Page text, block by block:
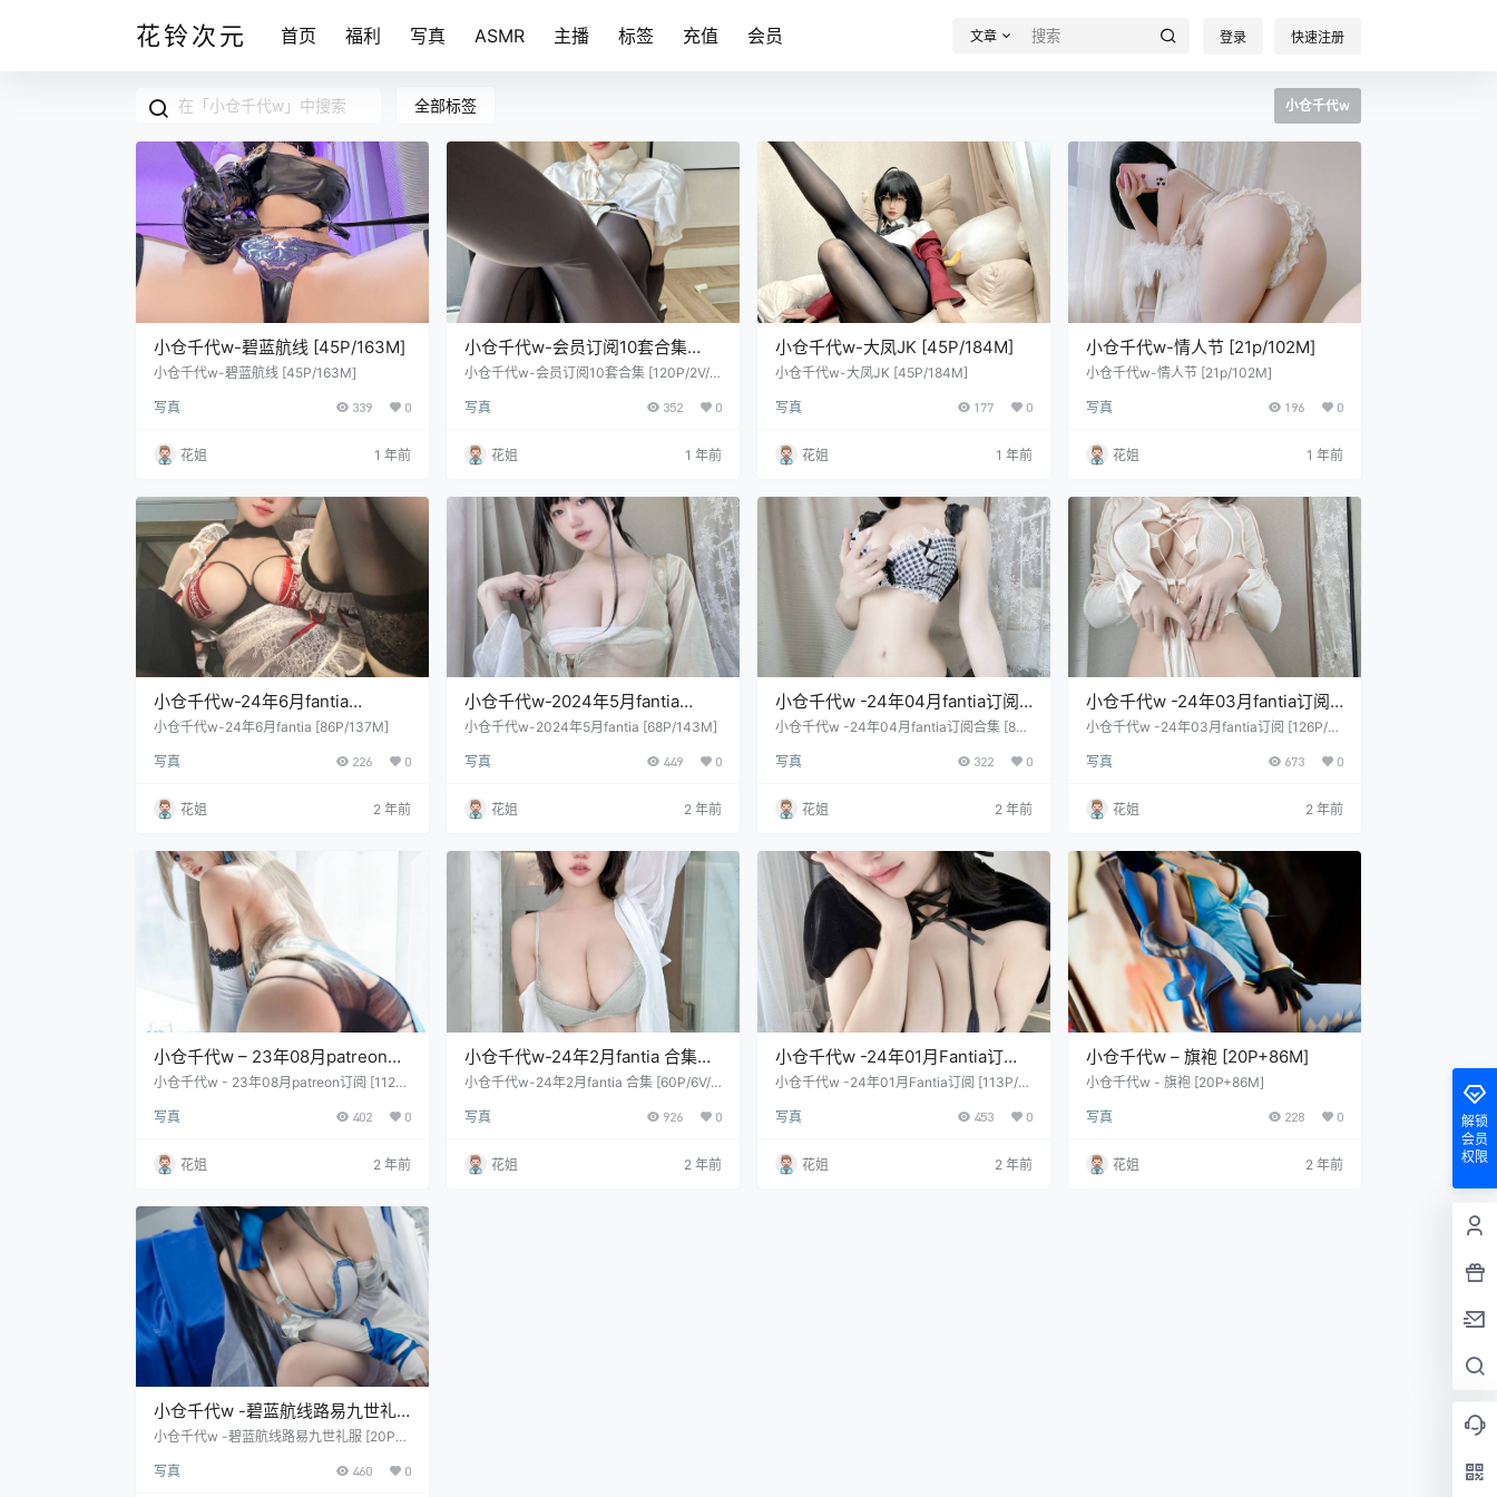
花铃次元 首页 福利 写真 ASMR 主播 标签 充值 会员 文章 登录 快速注册
全部标签 小仓千代w
小仓千代w-碧蓝航线 [45P/163M]
小仓千代w-碧蓝航线 [45P/163M]
写真 339 0
花姐 1 年前
小仓千代w-会员订阅10套合集
[120P/2V/371M]
小仓千代w-会员订阅10套合集 [120P/2V/3
写真
352 0
花姐 1 年前
小仓千代w-大凤JK [45P/184M]
小仓千代w-大凤JK [45P/184M]
写真 177 0
花姐 1 年前
小仓千代w-情人节 [21p/102M]
小仓千代w-情人节 [21p/102M]
写真 196 0
花姐 1 年前
小仓千代w-24年6月fantia
[86P/137M]
小仓千代w-24年6月fantia [86P/137M]
写真 226 0
花姐 2 年前
小仓千代w-2024年5月fantia
[68P/143M]
小仓千代w-2024年5月fantia [68P/143M]
写真 449 0
花姐 2 年前
小仓千代w -24年04月fantia订阅
合集 [80P/139M]
小仓千代w -24年04月fantia订阅合集 [80
写真
322 0
花姐 2 年前
小仓千代w -24年03月fantia订阅
[126P/1V/519M]
小仓千代w -24年03月fantia订阅 [126P/1
写真
673 0
花姐 2 年前
小仓千代w – 23年08月patreon订
阅 [112P/574M]
小仓千代w - 23年08月patreon订阅 [112P/
写真
402 0
花姐 2 年前
小仓千代w-24年2月fantia 合集
[60P/6V/320M]
小仓千代w-24年2月fantia 合集 [60P/6V/3
写真
926 0
花姐 2 年前
小仓千代w -24年01月Fantia订阅
[113P/2V/364M]
小仓千代w -24年01月Fantia订阅 [113P/2
写真
453 0
花姐 2 年前
小仓千代w – 旗袍 [20P+86M]
小仓千代w - 旗袍 [20P+86M]
写真 228 0
花姐 2 年前
小仓千代w -碧蓝航线路易九世礼
服 [20P+189M]
小仓千代w -碧蓝航线路易九世礼服 [20P+1
写真
460 0
解锁
会员
权限